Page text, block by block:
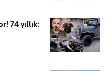
74 yıllık: